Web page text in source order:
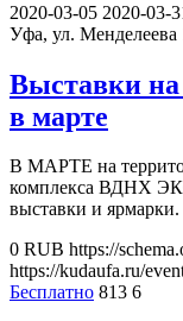
2020-03-05 2020-03-
Уфа, ул. Менделеева
Выставки
в марте
В МАРТЕ на
комплекса ВДНХ
выставки и
0 RUB https://
https://kudaufa.ru/
Бесплатно 813 6